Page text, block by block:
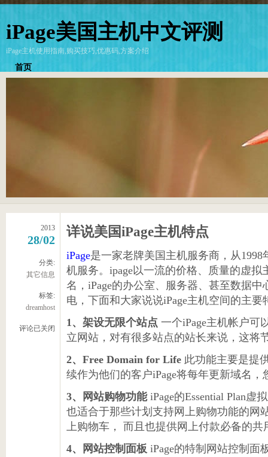
iPage美国主机中文评测
iPage主机使用指南,购买技巧,优惠码,方案介绍
首页
2013
28/02
分类:
其它信息
标签:
dreamhost
评论已关闭
详说美国iPage主机特点
iPage是一家老牌美国主机服务商，从
机服务。ipage以一流的价格、质量的虚
名，iPage的办公室、服务器、甚至数据
电，下面和大家说说iPage主机空间的主要
1、架设无限个站点 一个iPage主机帐户可
立网站，对有很多站点的站长来说，这将
2、Free Domain for Life 此功能主要是提
续作为他们的客户iPage将每年更新域名
3、网站购物功能iPage的Essential Plan虚
也适合于那些计划支持网上购物功能的网
上购物车， 而且也提供网上付款必备的共
4、网站控制面板 iPage的特制网站控制面